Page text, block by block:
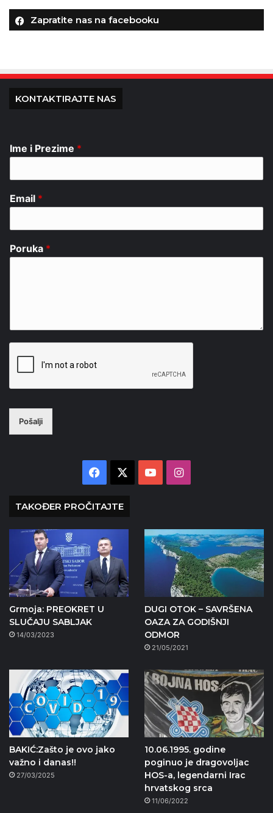
Zapratite nas na facebooku
KONTAKTIRAJTE NAS
Ime i Prezime *
Email *
Poruka *
Pošalji
Facebook YouTubeInstagram
TAKOĐER PROČITAJTE
Grmoja: PREOKRET U
SLUČAJU SABLJAK
14/03/2023
DUGI OTOK – SAVRŠENA
OAZA ZA GODIŠNJI
ODMOR
21/05/2021
BAKIĆ:Zašto je ovo jako
važno i danas!!
27/03/2025
10.06.1995. godine
poginuo je dragovoljac
HOS-a, legendarni Irac
hrvatskog srca
11/06/2022